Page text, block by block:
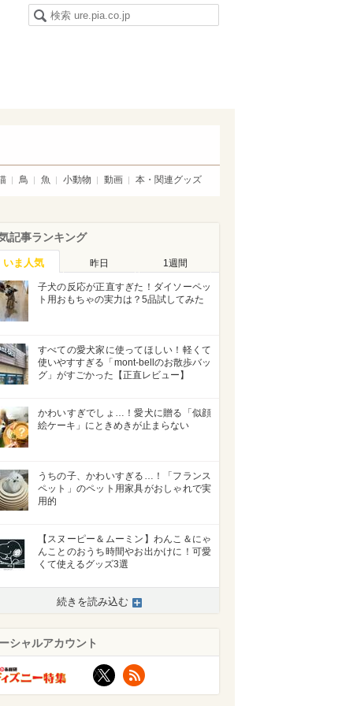
鳥 魚 小動物 動画 本・関連グッズ
記事ランキング
いま人気 昨日 1週間
子犬の反応が正直すぎた！ダイソーペッ
ト用おもちゃの実力は？5品試してみた
すべての愛犬家に使ってほしい！軽くて
使いやすすぎる「mont-bellのお散歩バッ
グ」がすごかった【正直レビュー】
かわいすぎでしょ…！愛犬に贈る「似顔
絵ケーキ」にときめきが止まらない
うちの子、かわいすぎる…！「フランス
ペット」のペット用家具がおしゃれで実
用的
【スヌーピー＆ムーミン】わんこ＆にゃ
んことのおうち時間やお出かけに！可愛
くて使えるグッズ3選
続きを読み込む
シャルアカウント
X